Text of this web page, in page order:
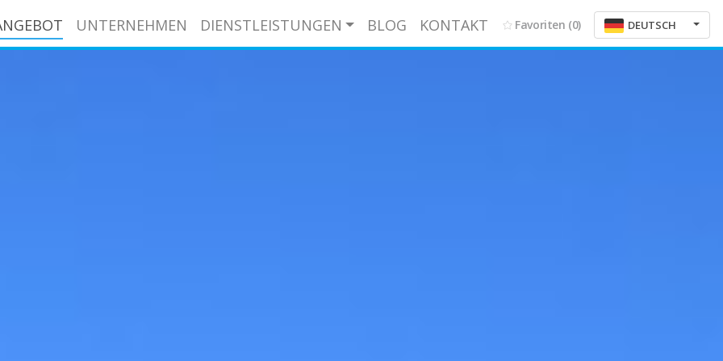
UNTERNEHMEN DIENSTLEISTUNGEN BLOG KONTAKT Favoriten (0) DEUTSCH